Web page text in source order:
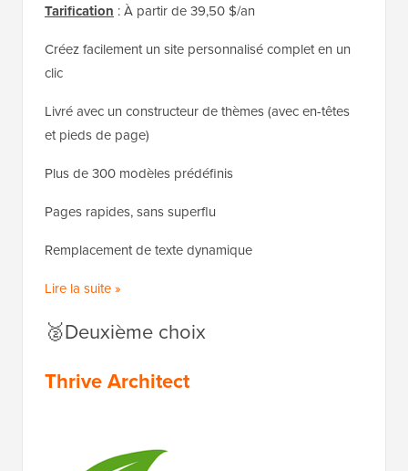
Tarification : À partir de 39,50 $/an
Créez facilement un site personnalisé complet en un
clic
Livré avec un constructeur de thèmes (avec en-têtes
et pieds de page)
Plus de 300 modèles prédéfinis
Pages rapides, sans superflu
Remplacement de texte dynamique
Lire la suite »
🥈Deuxième choix
Thrive Architect